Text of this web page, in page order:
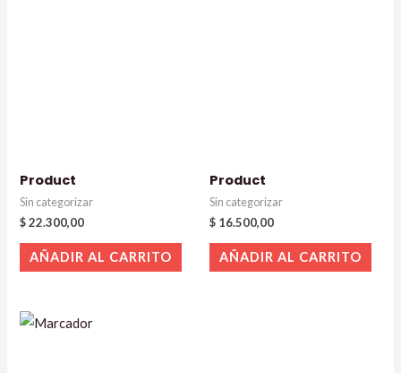
Product
Sin categorizar
$22.300,00
AÑADIR AL CARRITO
Product
Sin categorizar
$ 16.500,00
AÑADIR AL CARRITO